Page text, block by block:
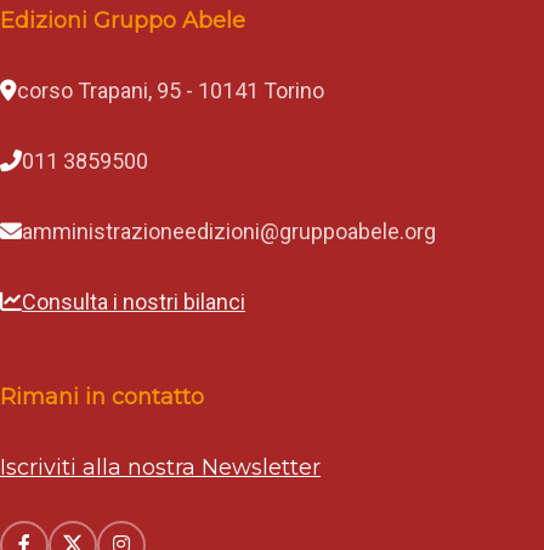
Edizioni Gruppo Abele
corso Trapani, 95 - 10141 Torino
011 3859500
amministrazioneedizioni@gruppoabele.org
Consulta i nostri bilanci
Rimani in contatto
Iscriviti alla nostra Newsletter